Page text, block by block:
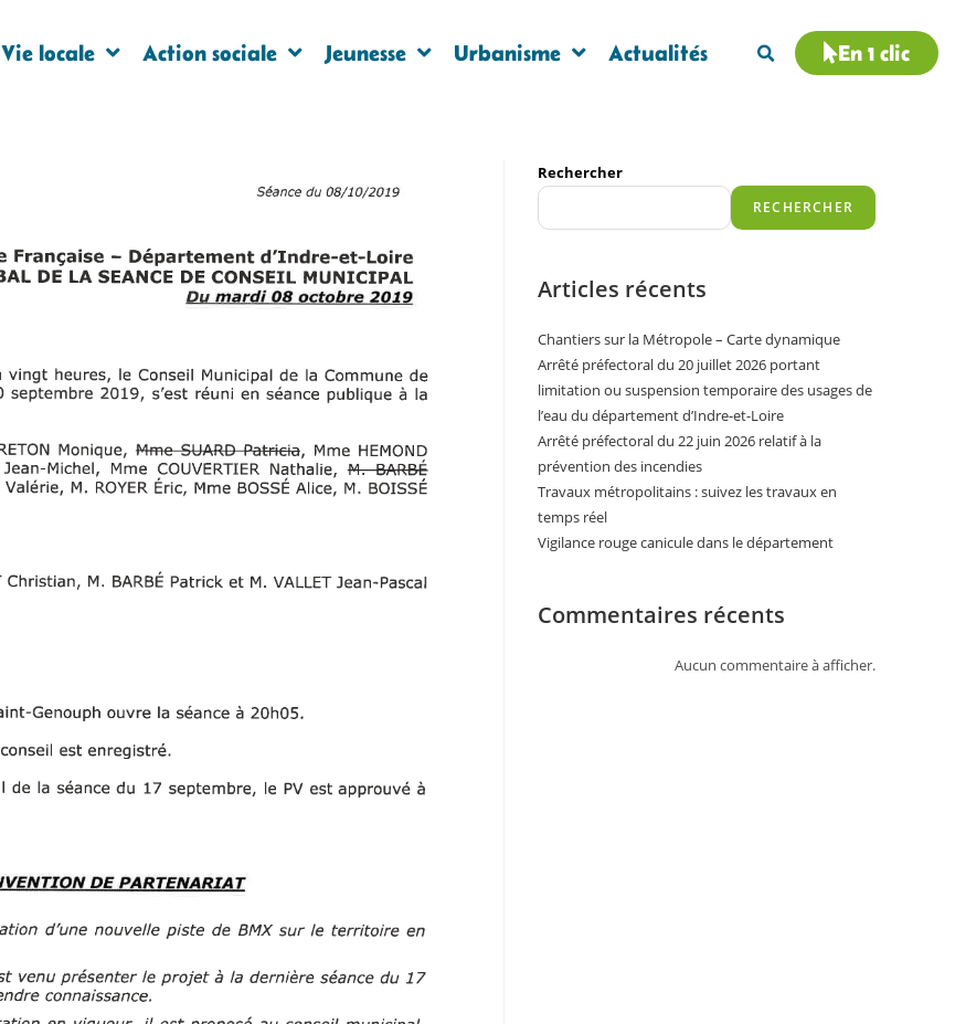
Vie locale Action sociale Jeunesse Urbanisme Actualités En 1 clic
Rechercher
RECHERCHER
Articles récents
Chantiers sur la Métropole – Carte dynamique
Arrêté préfectoral du 20 juillet 2026 portant
limitation ou suspension temporaire des usages de
l’eau du département d’Indre-et-Loire
Arrêté préfectoral du 22 juin 2026 relatif à la
prévention des incendies
Travaux métropolitains : suivez les travaux en
temps réel
Vigilance rouge canicule dans le département
Commentaires récents
Aucun commentaire à afficher.